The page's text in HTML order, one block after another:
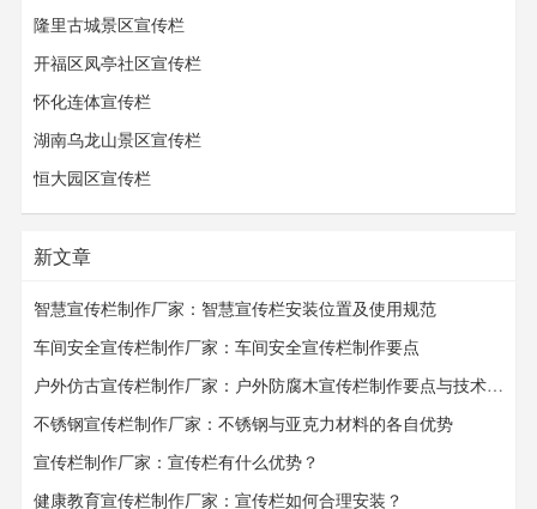
隆里古城景区宣传栏
开福区凤亭社区宣传栏
怀化连体宣传栏
湖南乌龙山景区宣传栏
恒大园区宣传栏
新文章
智慧宣传栏制作厂家：智慧宣传栏安装位置及使用规范
车间安全宣传栏制作厂家：车间安全宣传栏​​​​​​​制作要点
户外仿古宣传栏制作厂家：户外防腐木宣传栏制作要点与技术要求
不锈钢宣传栏制作厂家：不锈钢与亚克力材料的各自优势
宣传栏制作厂家：宣传栏有什么优势？
健康教育宣传栏制作厂家：宣传栏如何合理安装？